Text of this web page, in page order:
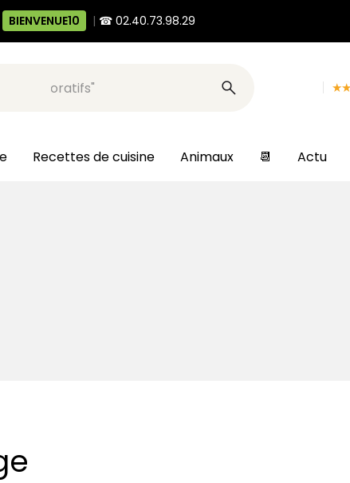
BIENVENUE10 | ☎ 02.40.73.98.29
décoratifs"
Recettes de cuisine Animaux 📆 Actu